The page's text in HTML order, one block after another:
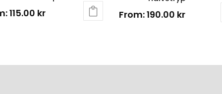
115.00 kr From:190.00 kr